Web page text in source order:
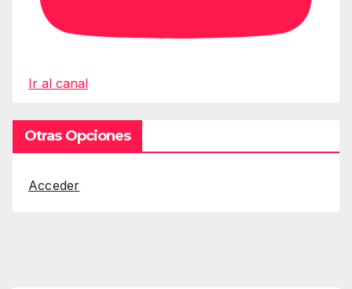
Ir al canal
Otras Opciones
Acceder